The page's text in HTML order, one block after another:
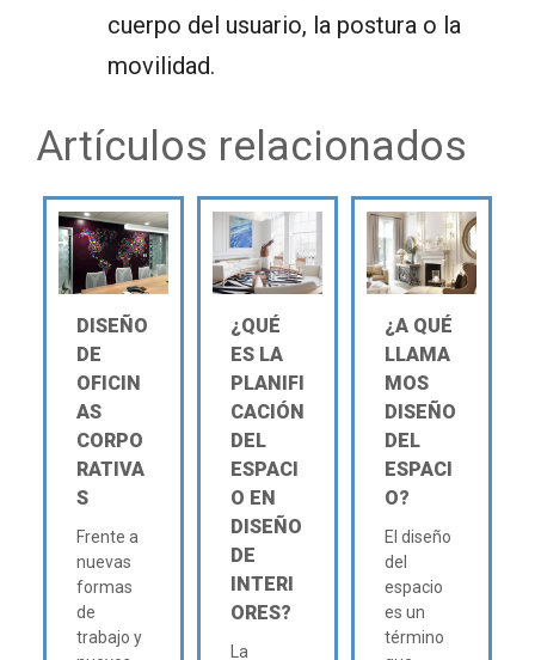
cuerpo del usuario, la postura o la
movilidad.
Artículos relacionados
DISEÑO
DE
OFICIN
AS
CORPO
RATIVA
S
Frente a
nuevas
formas
de
trabajo y
¿QUÉ
ES LA
PLANIFI
CACIÓN
DEL
ESPACI
O EN
DISEÑO
DE
INTERI
ORES?
La
¿A QUÉ
LLAMA
MOS
DISEÑO
DEL
ESPACI
O?
El diseño
del
espacio
es un
término